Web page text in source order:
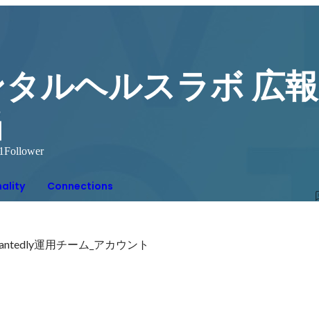
ルヘルスラボ 広報
Follower
Connections
運用チーム_アカウント